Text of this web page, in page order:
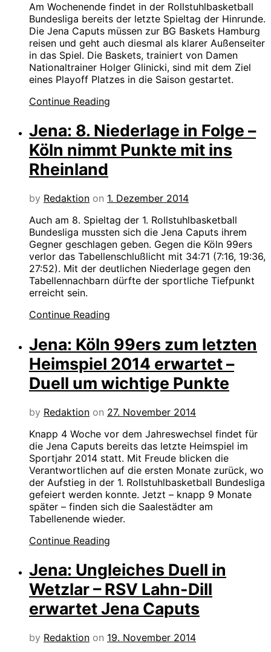
Am Wochenende findet in der Rollstuhlbasketball
Bundesliga bereits der letzte Spieltag der Hinrunde.
Die Jena Caputs müssen zur BG Baskets Hamburg
reisen und geht auch diesmal als klarer Außenseiter
in das Spiel. Die Baskets, trainiert von Damen
Nationaltrainer Holger Glinicki, sind mit dem Ziel
eines Playoff Platzes in die Saison gestartet.
Continue Reading
Jena: 8. Niederlage in Folge –
Köln nimmt Punkte mit ins
Rheinland
by Redaktion on 1. Dezember 2014
Auch am 8. Spieltag der 1. Rollstuhlbasketball
Bundesliga mussten sich die Jena Caputs ihrem
Gegner geschlagen geben. Gegen die Köln 99ers
verlor das Tabellenschlußlicht mit 34:71 (7:16, 19:36,
27:52). Mit der deutlichen Niederlage gegen den
Tabellennachbarn dürfte der sportliche Tiefpunkt
erreicht sein.
Continue Reading
Jena: Köln 99ers zum letzten
Heimspiel 2014 erwartet –
Duell um wichtige Punkte
by Redaktion on 27. November 2014
Knapp 4 Woche vor dem Jahreswechsel findet für
die Jena Caputs bereits das letzte Heimspiel im
Sportjahr 2014 statt. Mit Freude blicken die
Verantwortlichen auf die ersten Monate zurück, wo
der Aufstieg in der 1. Rollstuhlbasketball Bundesliga
gefeiert werden konnte. Jetzt – knapp 9 Monate
später – finden sich die Saalestädter am
Tabellenende wieder.
Continue Reading
Jena: Ungleiches Duell in
Wetzlar – RSV Lahn-Dill
erwartet Jena Caputs
by Redaktion on 19. November 2014